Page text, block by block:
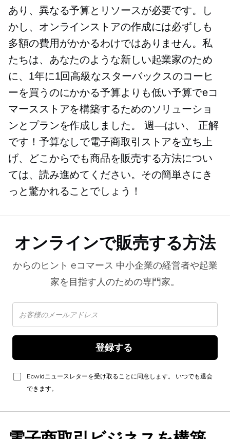
あり、異なる予算とリソースが必要です。し
かし、オンラインストアの作成には必ずしも
多額の費用がかかるわけではありません。私
たちは、あなたのような新しい起業家のため
に、1年に1回高級なスターバックスのコーヒ
ーを買うのにかかる予算よりも低い予算でeコ
マースストアを構築するためのソリューショ
ンとプランを作成しました。 週—はい、
正解
です！予算なしで電子商取引ストアを立ち上
げ、どこからでも商品を販売する方法につい
ては、読み進めてください。その簡単さにき
っと驚かれることでしょう！
オンラインで販売する方法
からのヒント eコマース 中小企業の経営者や起業
家を目指す人のための専門家。
Ecwidニュースレターを受け取ることに同意します。 いつでも退会
できます。